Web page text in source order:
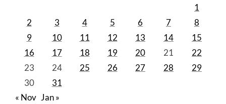
1
2
3 4 5 6 7
8
9
10 11 12 13 14
15
16
17 18 19 20 21
22
23
24 25 26 27 28
29
30
31
« Nov Jan »